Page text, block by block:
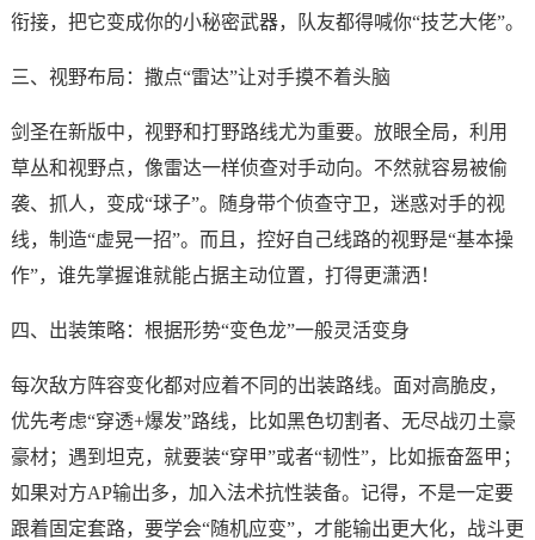
衔接，把它变成你的小秘密武器，队友都得喊你“技艺大佬”。
三、视野布局：撒点“雷达”让对手摸不着头脑
剑圣在新版中，视野和打野路线尤为重要。放眼全局，利用
草丛和视野点，像雷达一样侦查对手动向。不然就容易被偷
袭、抓人，变成“球子”。随身带个侦查守卫，迷惑对手的视
线，制造“虚晃一招”。而且，控好自己线路的视野是“基本操
作”，谁先掌握谁就能占据主动位置，打得更潇洒！
四、出装策略：根据形势“变色龙”一般灵活变身
每次敌方阵容变化都对应着不同的出装路线。面对高脆皮，
优先考虑“穿透+爆发”路线，比如黑色切割者、无尽战刃土豪
豪材；遇到坦克，就要装“穿甲”或者“韧性”，比如振奋盔甲；
如果对方AP输出多，加入法术抗性装备。记得，不是一定要
跟着固定套路，要学会“随机应变”，才能输出更大化，战斗更